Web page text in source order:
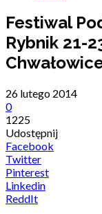
Festiwal
Rybnik 21-
26 lutego 2014
0
1225
Udostępnij
Facebook
Twitter
Pinterest
Linkedin
ReddIt